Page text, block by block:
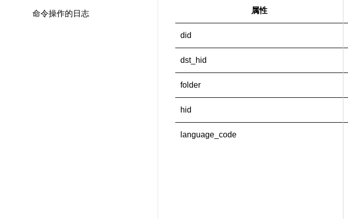
命令操作的日志 属性
did
dst_hid
folder
hid
language_code